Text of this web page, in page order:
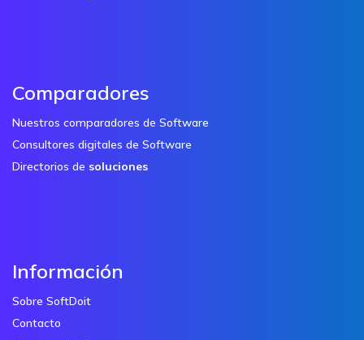
Comparadores
Nuestros comparadores de Software
Consultores digitales de Software
Directorios de soluciones
Información
Sobre SoftDoit
Contacto